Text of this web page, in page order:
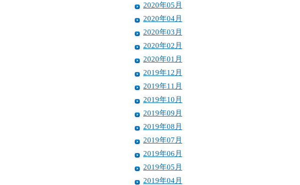
2020年05月
2020年04月
2020年03月
2020年02月
2020年01月
2019年12月
2019年11月
2019年10月
2019年09月
2019年08月
2019年07月
2019年06月
2019年05月
2019年04月